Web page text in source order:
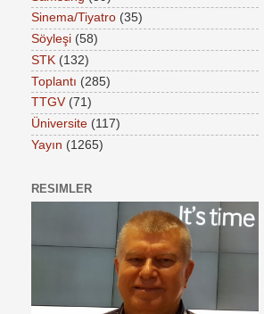
Sinema/Tiyatro (35)
Söyleşi (58)
STK (132)
Toplantı (285)
TTGV (71)
Üniversite (117)
Yayın (1265)
RESIMLER